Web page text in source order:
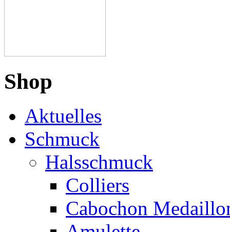
Shop
Aktuelles
Schmuck
Halsschmuck
Colliers
Cabochon